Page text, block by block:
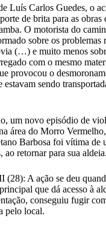
Luís Carlos Guedes, o
de brita para as obras
O motorista do
sobre os problemas
(…) e muito menos
com o mesmo
provocou o
estavam sendo
um novo episódio de
área do Morro
Barbosa foi vítima de
ao retornar para sua aldeia.
(28): A ação se deu
que dá acesso à
conseguiu fugir
pelo local.